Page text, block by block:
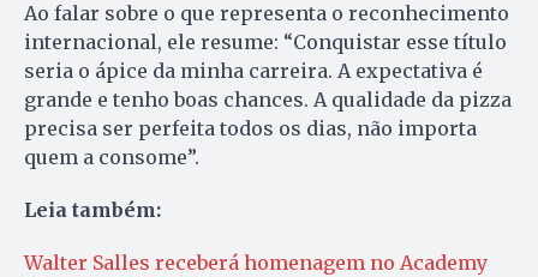
Ao falar sobre o que representa o reconhecimento
internacional, ele resume: “Conquistar esse título
seria o ápice da minha carreira. A expectativa é
grande e tenho boas chances. A qualidade da pizza
precisa ser perfeita todos os dias, não importa
quem a consome”.
Leia também:
Walter Salles receberá homenagem no Academy